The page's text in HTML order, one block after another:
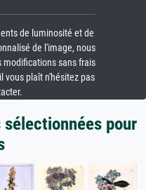
de luminosité et de
de l'image, nous
modifications sans frais
vous plaît n'hésitez pas
pour